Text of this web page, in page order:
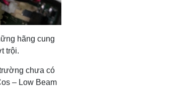
hãng cung
trội.
chưa có
– Low Beam